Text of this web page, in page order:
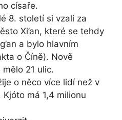
císaře.
8. století si vzali za
Xi’an, které se tehdy
a bylo hlavním
o Číně). Nově
21 ulic.
o něco více lidí než v
Kjóto má 1,4 milionu